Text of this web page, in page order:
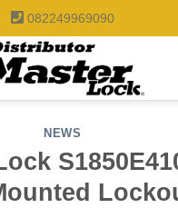
082249969090
NEWS